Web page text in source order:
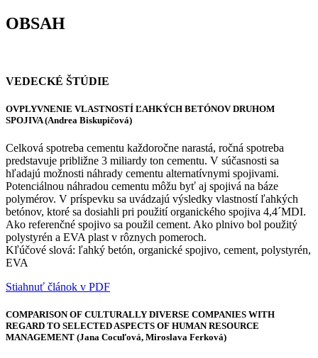
OBSAH
VEDECKÉ ŠTÚDIE
OVPLYVNENIE VLASTNOSTÍ ĽAHKÝCH BETÓNOV DRUHOM
SPOJIVA (Andrea Biskupičová)
Celková spotreba cementu každoročne narastá, ročná spotreba
predstavuje približne 3 miliardy ton cementu. V súčasnosti sa
hľadajú možnosti náhrady cementu alternatívnymi spojivami.
Potenciálnou náhradou cementu môžu byť aj spojivá na báze
polymérov. V príspevku sa uvádzajú výsledky vlastností ľahkých
betónov, ktoré sa dosiahli pri použití organického spojiva 4,4´MDI.
Ako referenčné spojivo sa použil cement. Ako plnivo bol použitý
polystyrén a EVA plast v rôznych pomeroch.
Kľúčové slová: ľahký betón, organické spojivo, cement, polystyrén,
EVA
Stiahnuť článok v PDF
COMPARISON OF CULTURALLY DIVERSE COMPANIES WITH
REGARD TO SELECTED ASPECTS OF HUMAN RESOURCE
MANAGEMENT (Jana Cocuľová, Miroslava Ferková)